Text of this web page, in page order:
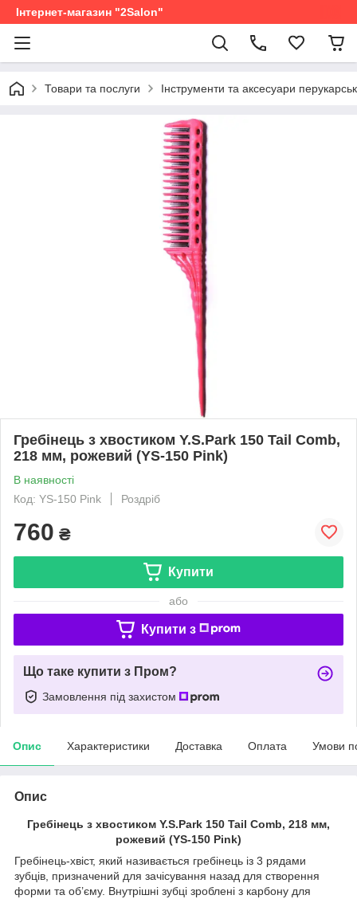
Інтернет-магазин "2Salon"
Товари та послуги Інструменти та аксесуари
Гребінець з хвостиком Y.S.Park 150 Tail Comb,
218 мм, рожевий (YS-150 Pink)
В наявності
Код: YS-150 Pink
Роздріб
760 ₴
Купити
або
Купити з
Що таке купити з Пром?
Замовлення під захистом
Опис Характеристики Доставка Оплата Умови
Опис
Гребінець з хвостиком Y.S.Park 150 Tail Comb, 218 мм,
рожевий (YS-150 Pink)
Гребінець-хвіст, який називається гребінець із 3 рядами
зубців, призначений для зачісування назад для створення
форми та об’єму. Внутрішні зубці зроблені з карбону для